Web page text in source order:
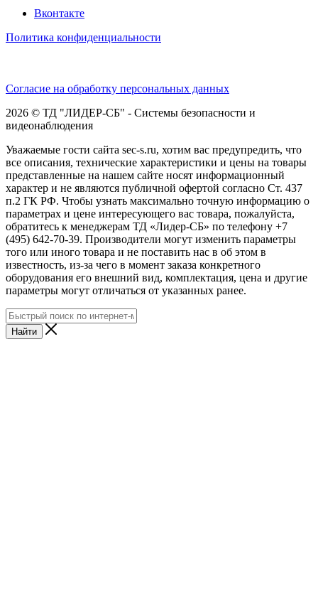
Вконтакте
Политика конфиденциальности
Согласие на обработку персональных данных
2026 © ТД "ЛИДЕР-СБ" - Системы безопасности и
видеонаблюдения
Уважаемые гости сайта sec-s.ru, хотим вас предупредить, что
все описания, технические характеристики и цены на товары
представленные на нашем сайте носят информационный
характер и не являются публичной офертой согласно Ст. 437
п.2 ГК РФ. Чтобы узнать максимально точную информацию о
параметрах и цене интересующего вас товара, пожалуйста,
обратитесь к менеджерам ТД «Лидер-СБ» по телефону +7
(495) 642-70-39. Производители могут изменить параметры
того или иного товара и не поставить нас в об этом в
известность, из-за чего в момент заказа конкретного
оборудования его внешний вид, комплектация, цена и другие
параметры могут отличаться от указанных ранее.
Найти